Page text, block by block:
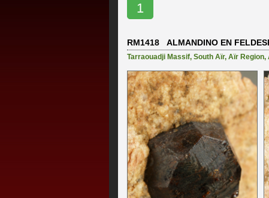
1
RM1418 ALMANDINO EN
Tarraouadji Massif, South Aïr, Aïr Region,